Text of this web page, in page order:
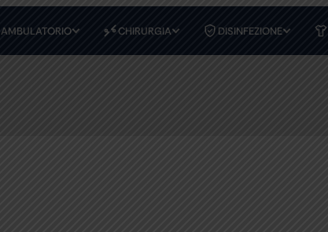
AMBULATORIO CHIRURGIA DISINFEZIONE